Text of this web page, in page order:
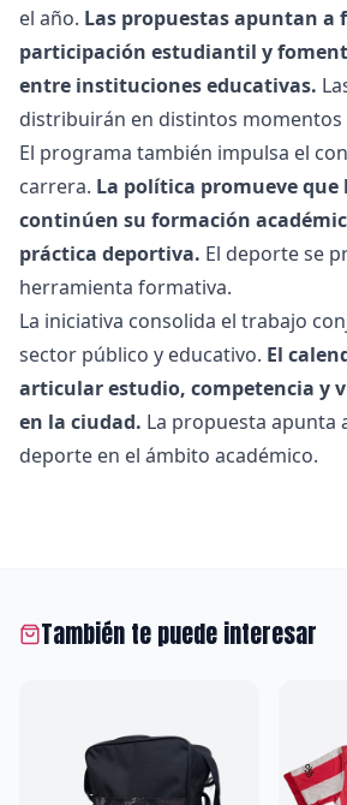
el año. Las propuestas apuntan a
participación estudiantil y
entre instituciones educativas.
distribuirán en distintos momentos
El programa también impulsa el
carrera. La política promueve
continúen su formación
práctica deportiva. El deporte se
herramienta formativa.
La iniciativa consolida el trabajo
sector público y educativo. El
articular estudio, competencia y
en la ciudad. La propuesta apunta
deporte en el ámbito académico.
También te puede interesar